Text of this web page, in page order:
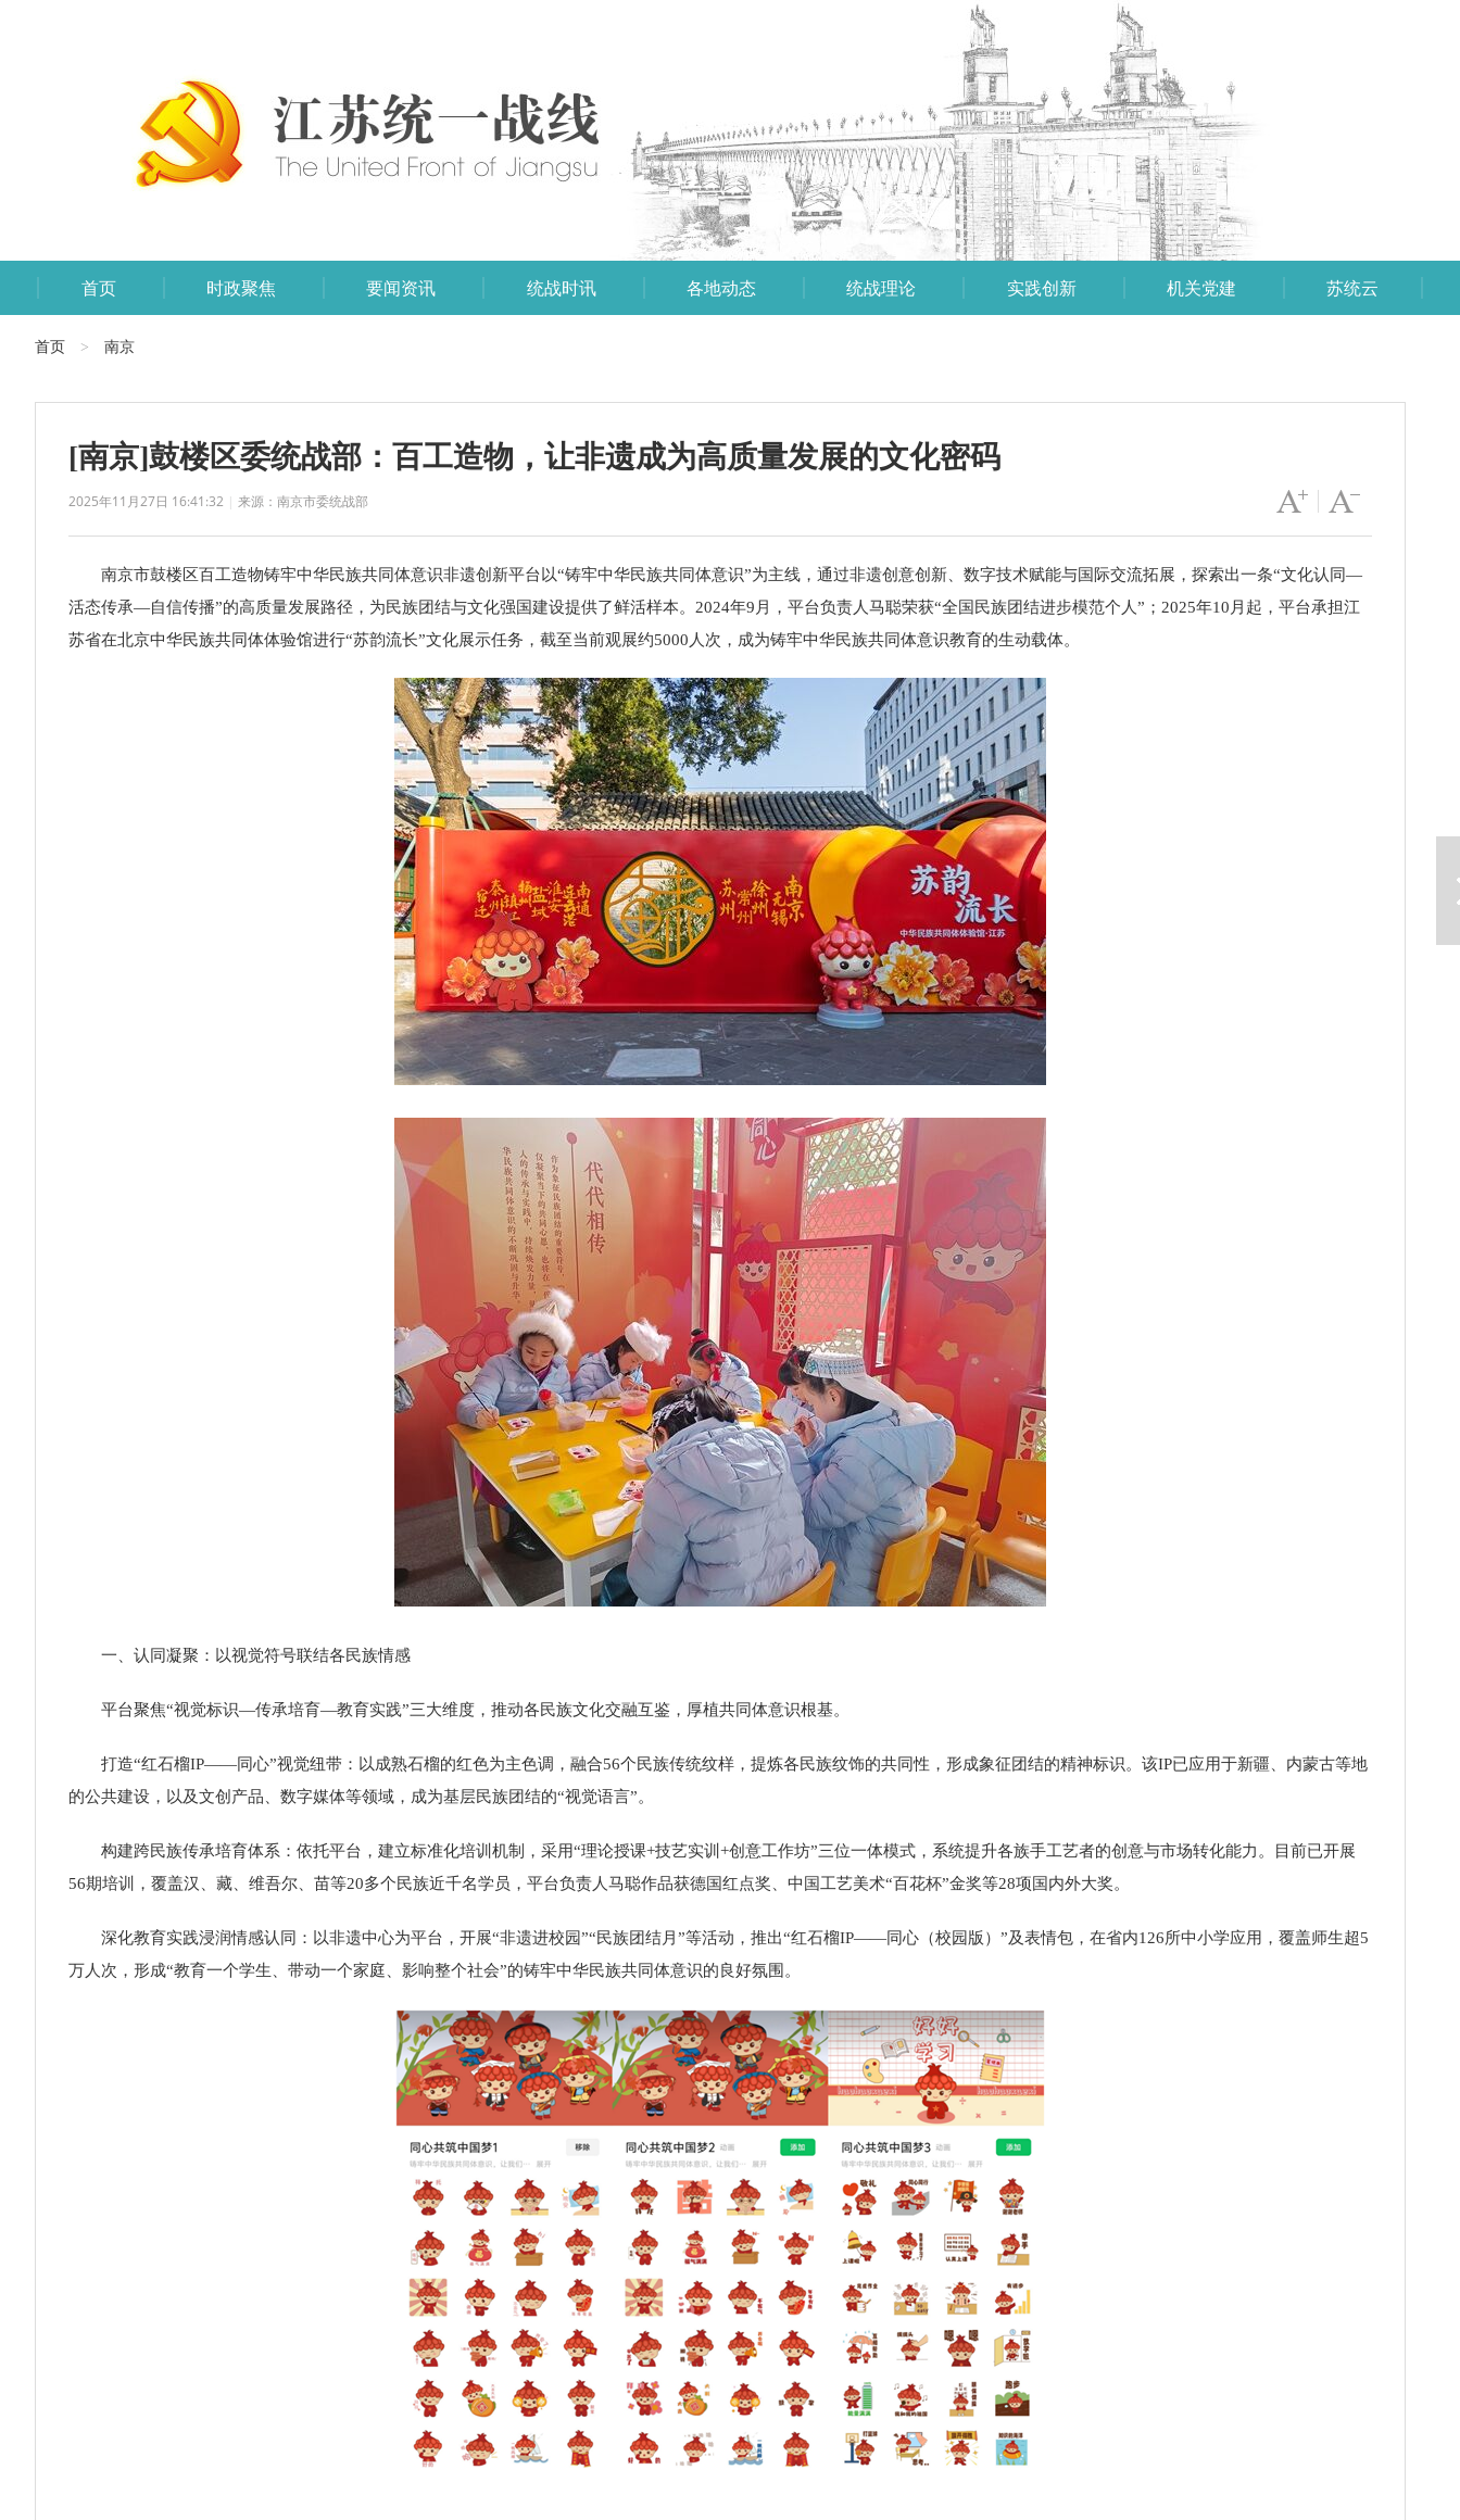
首页 时政聚焦 要闻资讯 统战时讯 各地动态 统战理论 实践创新 机关党建 苏统云
首页 > 南京
[南京]鼓楼区委统战部：百工造物，让非遗成为高质量发展的文化密码
2025年11月27日 16:41:32 | 来源：南京市委统战部 字号变小
南京市鼓楼区百工造物铸牢中华民族共同体意识非遗创新平台以“铸牢中华民族共同体意识”为主线，通过非遗创意创新、数字技术赋能与国际交流拓展，探索出一条“文化认同—
活态传承—自信传播”的高质量发展路径，为民族团结与文化强国建设提供了鲜活样本。2024年9月，平台负责人马聪荣获“全国民族团结进步模范个人”；2025年10月起，平台承担江
苏省在北京中华民族共同体体验馆进行“苏韵流长”文化展示任务，截至当前观展约5000人次，成为铸牢中华民族共同体意识教育的生动载体。
一、认同凝聚：以视觉符号联结各民族情感
平台聚焦“视觉标识—传承培育—教育实践”三大维度，推动各民族文化交融互鉴，厚植共同体意识根基。
打造“红石榴IP——同心”视觉纽带：以成熟石榴的红色为主色调，融合56个民族传统纹样，提炼各民族纹饰的共同性，形成象征团结的精神标识。该IP已应用于新疆、内蒙古等地
的公共建设，以及文创产品、数字媒体等领域，成为基层民族团结的“视觉语言”。
构建跨民族传承培育体系：依托平台，建立标准化培训机制，采用“理论授课+技艺实训+创意工作坊”三位一体模式，系统提升各族手工艺者的创意与市场转化能力。目前已开展
56期培训，覆盖汉、藏、维吾尔、苗等20多个民族近千名学员，平台负责人马聪作品获德国红点奖、中国工艺美术“百花杯”金奖等28项国内外大奖。
深化教育实践浸润情感认同：以非遗中心为平台，开展“非遗进校园”“民族团结月”等活动，推出“红石榴IP——同心（校园版）”及表情包，在省内126所中小学应用，覆盖师生超5
万人次，形成“教育一个学生、带动一个家庭、影响整个社会”的铸牢中华民族共同体意识的良好氛围。